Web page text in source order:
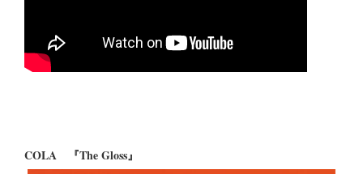
COLA 『The Gloss』